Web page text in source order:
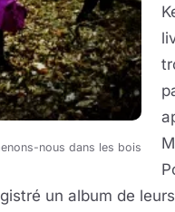
nous dans les bois
un album de